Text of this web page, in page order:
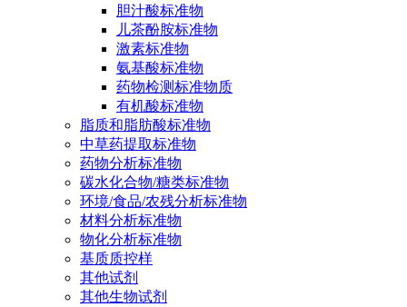
胆汁酸标准物
儿茶酚胺标准物
激素标准物
氨基酸标准物
药物检测标准物质
有机酸标准物
脂质和脂肪酸标准物
中草药提取标准物
药物分析标准物
碳水化合物/糖类标准物
环境/食品/农残分析标准物
材料分析标准物
物化分析标准物
基质质控样
其他试剂
其他生物试剂